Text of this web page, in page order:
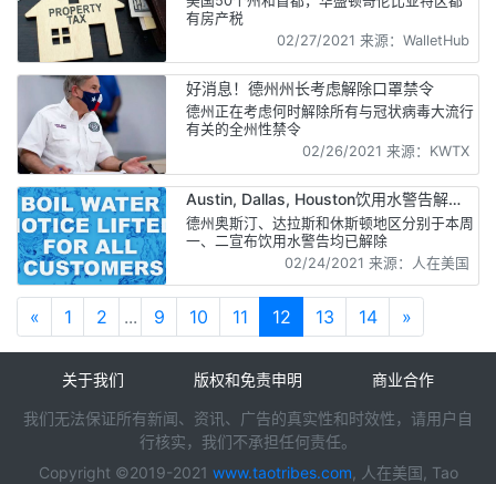
有房产税
02/27/2021 来源：WalletHub
好消息！德州州长考虑解除口罩禁令
德州正在考虑何时解除所有与冠状病毒大流行
有关的全州性禁令
02/26/2021 来源：KWTX
Austin, Dallas, Houston饮用水警告解除
简单几招确保家中用水安全
德州奥斯汀、达拉斯和休斯顿地区分别于本周
一、二宣布饮用水警告均已解除
02/24/2021 来源：人在美国
« 1 2 ... 9 10 11 12 13 14 »
关于我们 版权和免责申明 商业合作
我们无法保证所有新闻、资讯、广告的真实性和时效性，请用户自
行核实，我们不承担任何责任。
Copyright ©2019-2021 www.taotribes.com , 人在美国, Tao